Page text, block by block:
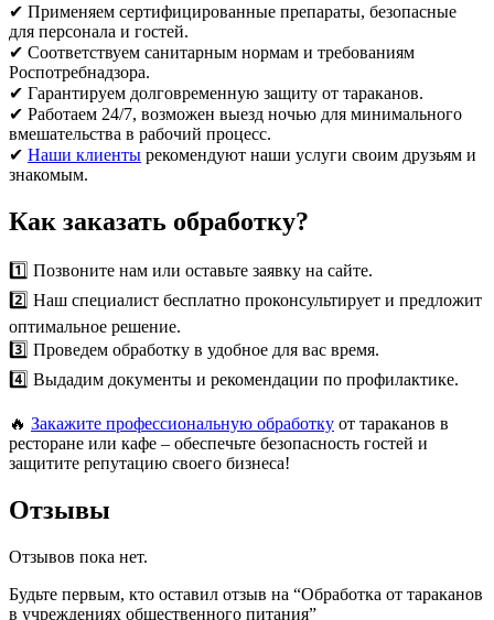
✔ Применяем сертифицированные препараты, безопасные
для персонала и гостей.
✔ Соответствуем санитарным нормам и требованиям
Роспотребнадзора.
✔ Гарантируем долговременную защиту от тараканов.
✔ Работаем 24/7, возможен выезд ночью для минимального
вмешательства в рабочий процесс.
✔ Наши клиенты рекомендуют наши услуги своим друзьям и
знакомым.
Как заказать обработку?
1️⃣ Позвоните нам или оставьте заявку на сайте.
2️⃣ Наш специалист бесплатно проконсультирует и предложит
оптимальное решение.
3️⃣ Проведем обработку в удобное для вас время.
4️⃣ Выдадим документы и рекомендации по профилактике.
🔥 Закажите профессиональную обработку от тараканов в
ресторане или кафе – обеспечьте безопасность гостей и
защитите репутацию своего бизнеса!
Отзывы
Отзывов пока нет.
Будьте первым, кто оставил отзыв на “Обработка от тараканов
в учреждениях общественного питания”